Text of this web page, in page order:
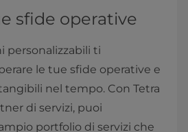
sfide operative
personalizzabili ti
le tue sfide operative e
nel tempo. Con Tetra
di servizi, puoi
portfolio di servizi che